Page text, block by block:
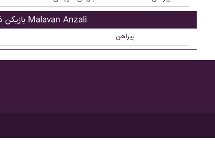
بازیکن ذحیره Malavan Anzali
پیراهن